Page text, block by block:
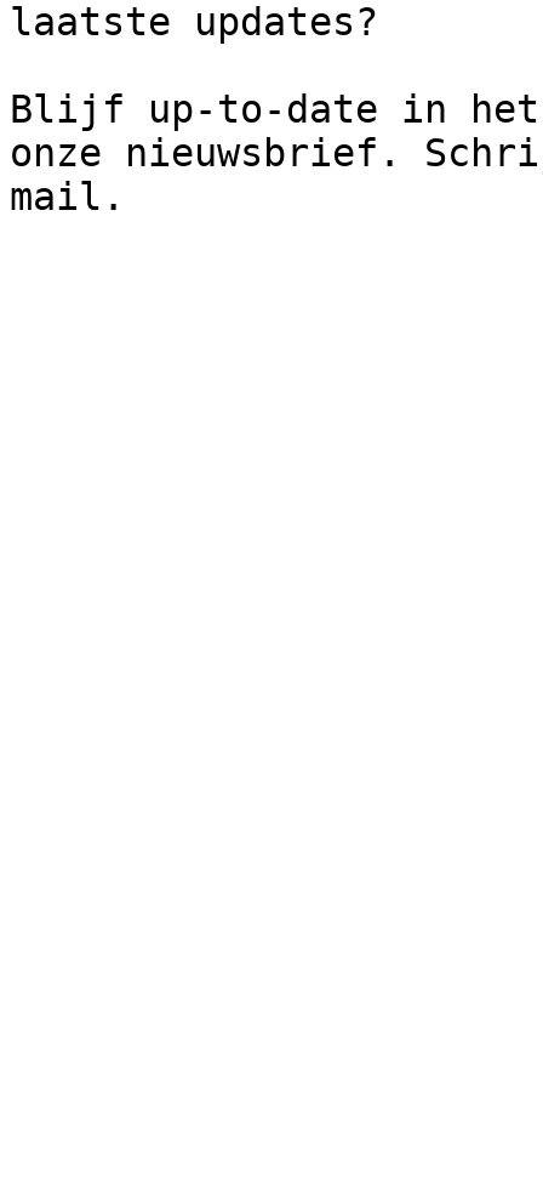
laatste updates?
Blijf up-to-date in het
onze nieuwsbrief.
mail.